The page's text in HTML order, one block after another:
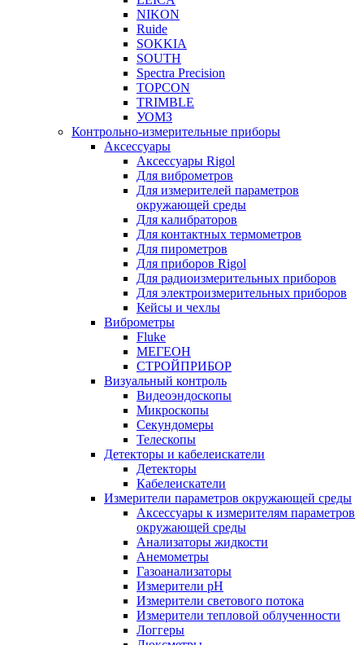
NIKON
Ruide
SOKKIA
SOUTH
Spectra Precision
TOPCON
TRIMBLE
УОМЗ
Контрольно-измерительные приборы
Аксессуары
Аксессуары Rigol
Для виброметров
Для измерителей параметров
окружающей среды
Для калибраторов
Для контактных термометров
Для пирометров
Для приборов Rigol
Для радиоизмерительных приборов
Для электроизмерительных приборов
Кейсы и чехлы
Виброметры
Fluke
МЕГЕОН
СТРОЙПРИБОР
Визуальный контроль
Видеоэндоскопы
Микроскопы
Секундомеры
Телескопы
Детекторы и кабелеискатели
Детекторы
Кабелеискатели
Измерители параметров окружающей среды
Аксессуары к измерителям параметров
окружающей среды
Анализаторы жидкости
Анемометры
Газоанализаторы
Измерители pH
Измерители светового потока
Измерители тепловой облученности
Логгеры